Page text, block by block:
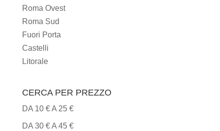
Roma Ovest
Roma Sud
Fuori Porta
Castelli
Litorale
CERCA PER PREZZO
DA 10 € A 25 €
DA 30 € A 45 €